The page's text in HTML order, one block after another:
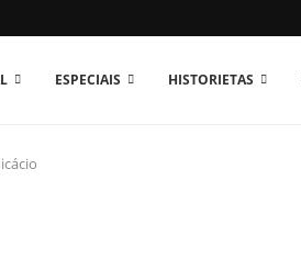
ESPECIAIS HISTORIETAS